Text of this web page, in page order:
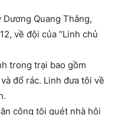
Quang Thắng,
về đội của “Linh chủ
trong trại bao gồm
đổ rác. Linh đưa tôi về
công tôi quét nhà hội